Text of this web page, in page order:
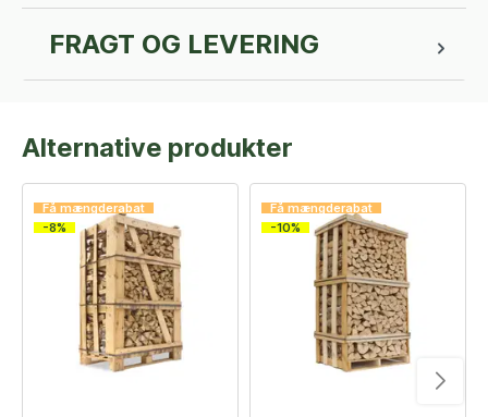
FRAGT OG LEVERING
Alternative produkter
Få mængderabat
-8%
Få mængderabat
-10%